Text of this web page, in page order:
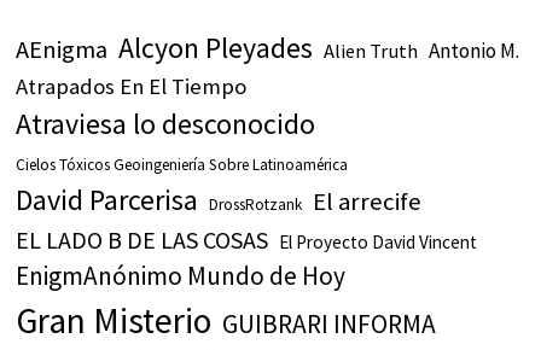
AEnigma Alcyon Pleyades Alien Truth Antonio M.
Atrapados En El Tiempo
Atraviesa lo desconocido
Cielos Tóxicos Geoingeniería Sobre Latinoamérica
David Parcerisa DrossRotzank El arrecife
EL LADO B DE LAS COSAS El Proyecto David Vincent
EnigmAnónimo Mundo de Hoy
Gran Misterio GUIBRARI INFORMA